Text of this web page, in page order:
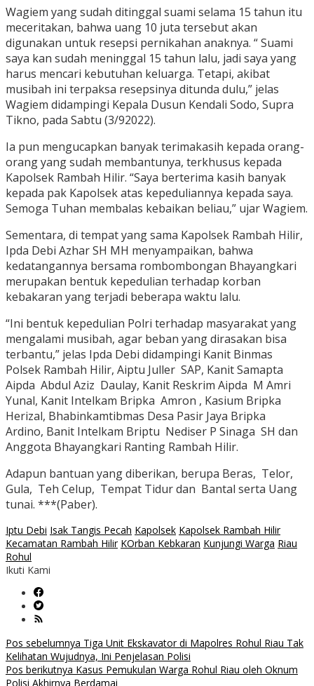
Wagiem yang sudah ditinggal suami selama 15 tahun itu
meceritakan, bahwa uang 10 juta tersebut akan
digunakan untuk resepsi pernikahan anaknya. “ Suami
saya kan sudah meninggal 15 tahun lalu, jadi saya yang
harus mencari kebutuhan keluarga. Tetapi, akibat
musibah ini terpaksa resepsinya ditunda dulu,” jelas
Wagiem didampingi Kepala Dusun Kendali Sodo, Supra
Tikno, pada Sabtu (3/92022).
Ia pun mengucapkan banyak terimakasih kepada orang-
orang yang sudah membantunya, terkhusus kepada
Kapolsek Rambah Hilir. “Saya berterima kasih banyak
kepada pak Kapolsek atas kepeduliannya kepada saya.
Semoga Tuhan membalas kebaikan beliau,” ujar Wagiem.
Sementara, di tempat yang sama Kapolsek Rambah Hilir,
Ipda Debi Azhar SH MH menyampaikan, bahwa
kedatangannya bersama rombombongan Bhayangkari
merupakan bentuk kepedulian terhadap korban
kebakaran yang terjadi beberapa waktu lalu.
“Ini bentuk kepedulian Polri terhadap masyarakat yang
mengalami musibah, agar beban yang dirasakan bisa
terbantu,” jelas Ipda Debi didampingi Kanit Binmas
Polsek Rambah Hilir, Aiptu Juller SAP, Kanit Samapta
Aipda Abdul Aziz Daulay, Kanit Reskrim Aipda M Amri
Yunal, Kanit Intelkam Bripka Amron , Kasium Bripka
Herizal, Bhabinkamtibmas Desa Pasir Jaya Bripka
Ardino, Banit Intelkam Briptu Nediser P Sinaga SH dan
Anggota Bhayangkari Ranting Rambah Hilir.
Adapun bantuan yang diberikan, berupa Beras, Telor,
Gula, Teh Celup, Tempat Tidur dan Bantal serta Uang
tunai. ***(Paber).
Iptu Debi Isak Tangis Pecah Kapolsek Kapolsek Rambah Hilir
Kecamatan Rambah Hilir KOrban Kebkaran Kunjungi Warga Riau
Rohul
Ikuti Kami
Navigasi
pos
Pos sebelumnya Tiga Unit Ekskavator di Mapolres Rohul Riau Tak
Kelihatan Wujudnya, Ini Penjelasan Polisi
Pos berikutnya Kasus Pemukulan Warga Rohul Riau oleh Oknum
Polisi Akhirnya Berdamai